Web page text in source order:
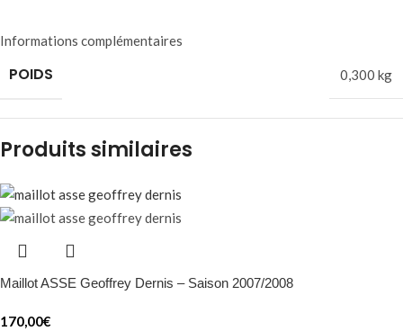
Informations complémentaires
POIDS 0,300 kg
Produits similaires
Maillot ASSE Geoffrey Dernis – Saison 2007/2008
170,00€